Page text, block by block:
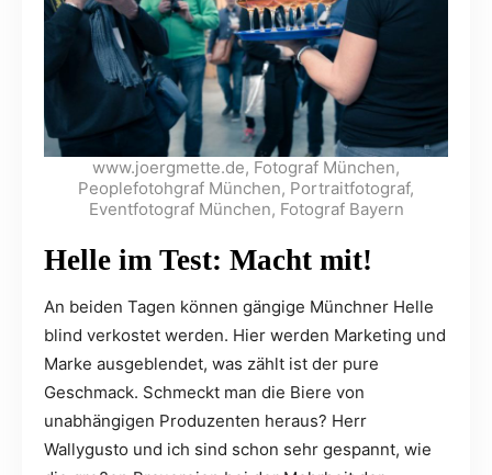
www.joergmette.de, Fotograf München,
Peoplefotohgraf München, Portraitfotograf,
Eventfotograf München, Fotograf Bayern
Helle im Test: Macht mit!
An beiden Tagen können gängige Münchner Helle
blind verkostet werden. Hier werden Marketing und
Marke ausgeblendet, was zählt ist der pure
Geschmack. Schmeckt man die Biere von
unabhängigen Produzenten heraus? Herr
Wallygusto und ich sind schon sehr gespannt, wie